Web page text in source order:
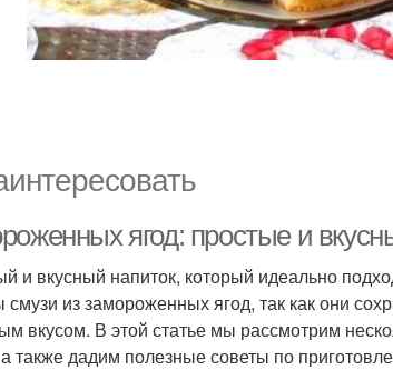
ягод: простые и
и вкусный напиток, который идеально
из замороженных ягод, так как они
вкусом. В этой статье мы рассмотрим
также дадим полезные советы по